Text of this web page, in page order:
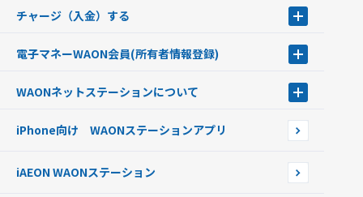
チャージ（入金）する
現金でチャージする
銀行口座・ATMからチャージする
オートチャージ
ポイントからチャージする
チャージ上限金額の変更について
電子マネーWAON会員(所有者情報登録)
WAON POINTサービス会員登録に伴う個人データの共同利用のお知
WAONネットステーションについて
WAONネットステーションWAON端末について
iPhone向け WAONステーションアプリ
iAEON WAONステーション